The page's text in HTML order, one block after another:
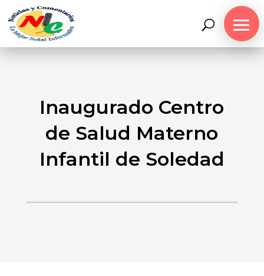
Inaugurado Centro
de Salud Materno
Infantil de Soledad